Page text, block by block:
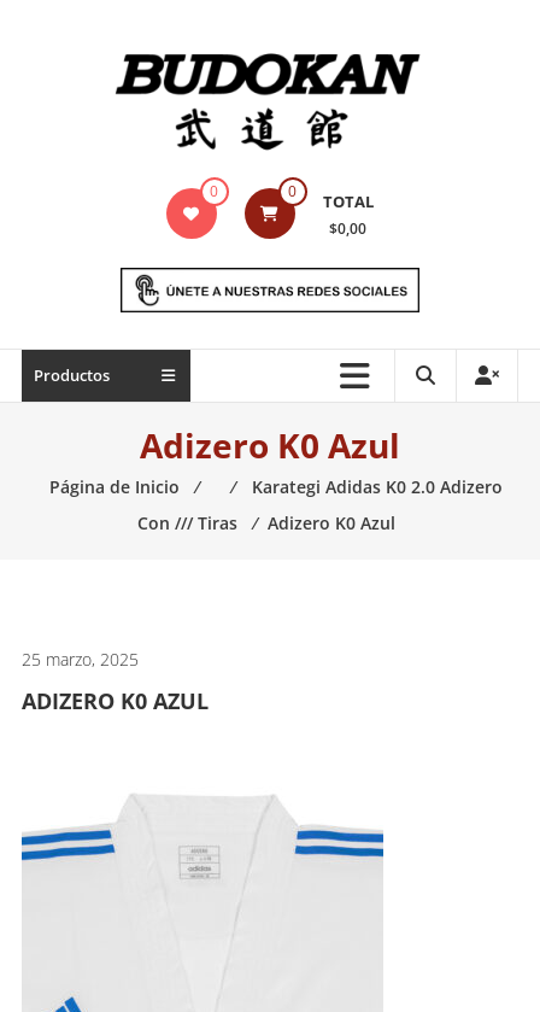
Indumentaria
marciales
Todo
necesario
0 0 TOTAL
$0,00
Productos
Adizero K0 Azul
Página de Inicio ⁄ ⁄
Karategi Adidas K0 2.0 Adizero
Con /// Tiras
⁄ Adizero K0 Azul
25 marzo, 2025
ADIZERO K0 AZUL